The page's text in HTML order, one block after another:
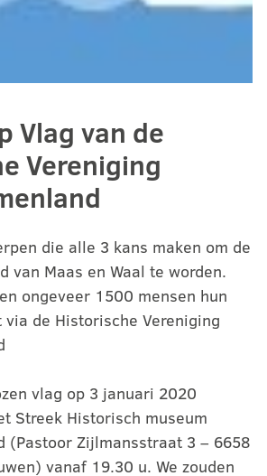
Vlag van de
Vereniging
die alle 3 kans maken om de
van Maas en Waal te worden.
ongeveer 1500 mensen hun
de Historische Vereniging
vlag op 3 januari 2020
Streek Historisch museum
(Pastoor Zijlmansstraat 3 – 6658
vanaf 19.30 u. We zouden